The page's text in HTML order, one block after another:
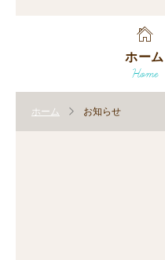
ホーム
Home
ホーム お知らせ